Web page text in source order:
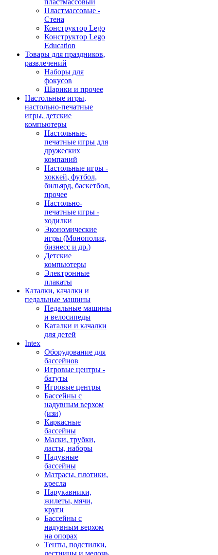
пластмассовый
Пластмассовые -
Стена
Конструктор Lego
Конструктор Lego
Education
Товары для праздников,
развлечений
Наборы для
фокусов
Шарики и прочее
Настольные игры,
настольно-печатные
игры, детские
компьютеры
Настольные-
печатные игры для
дружеских
компаний
Настольные игры -
хоккей, футбол,
бильярд, баскетбол,
прочее
Настольно-
печатные игры -
ходилки
Экономические
игры (Монополия,
бизнесс и др.)
Детские
компьютеры
Электронные
плакаты
Каталки, качалки и
педальные машины
Педальные машины
и велосипеды
Каталки и качалки
для детей
Intex
Оборудование для
бассейнов
Игровые центры -
батуты
Игровые центры
Бассейны с
надувным верхом
(изи)
Каркасные
бассейны
Маски, трубки,
ласты, наборы
Надувные
бассейны
Матрасы, плотики,
кресла
Нарукавники,
жилеты, мячи,
круги
Бассейны с
надувным верхом
на опорах
Тенты, подстилки,
лестницы и мелочь